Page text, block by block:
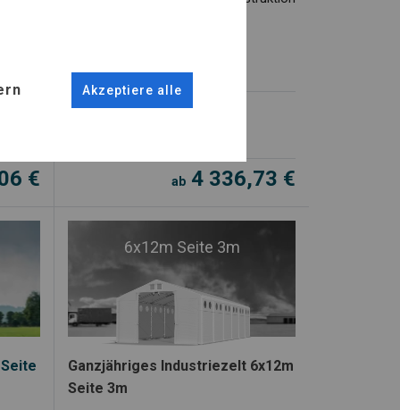
€ ab 4 336,73 €
6x12m Seite 3m
Ganzjähriges Industriezelt 6x12m
Seite 3m
Akzeptiere alle